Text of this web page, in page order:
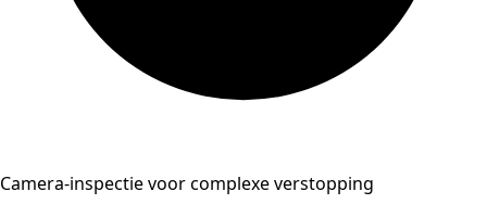
Camera-inspectie voor complexe verstopping